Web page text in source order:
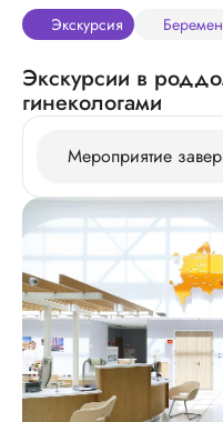
Экскурсия
Экскурсии в
гинекологами
Мероприятие